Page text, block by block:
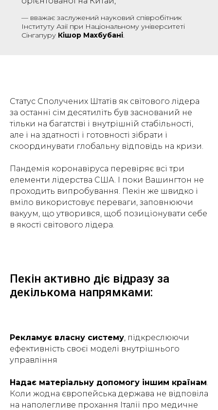
— вважає заслужений науковий співробітник
Інституту Азії при Національному університеті
Сінгапуру Кішор Махбубані.
Статус Сполучених Штатів як світового лідера
за останні сім десятиліть був заснований не
тільки на багатстві і внутрішній стабільності,
але і на здатності і готовності зібрати і
скоординувати глобальну відповідь на кризи.
Пандемія коронавіруса перевіряє всі три
елементи лідерства США. І поки Вашингтон не
проходить випробування. Пекін же швидко і
вміло використовує переваги, заповнюючи
вакуум, що утворився, щоб позиціонувати себе
в якості світового лідера.
Пекін активно діє відразу за
декількома напрямками:
Рекламує власну систему, підкреслюючи
ефективність своєї моделі внутрішнього
управління
Надає матеріальну допомогу іншим країнам.
Коли жодна європейська держава не відповіла
на наполегливе прохання Італії про медичне